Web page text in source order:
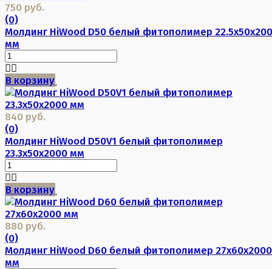
750 руб.
(0)
Молдинг HiWood D50 белый фитополимер
мм
В корзину
840 руб.
(0)
Молдинг HiWood D50V1 белый фитополимер
23.3х50х2000 мм
В корзину
880 руб.
(0)
Молдинг HiWood D60 белый фитополимер 27х60х2000
мм